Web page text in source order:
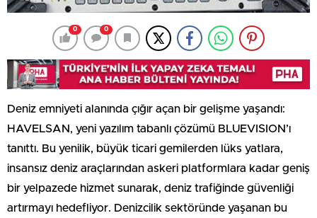
0 0
Deniz emniyeti alanında çığır açan bir gelişme yaşandı:
HAVELSAN, yeni yazılım tabanlı çözümü BLUEVISION’ı
tanıttı. Bu yenilik, büyük ticari gemilerden lüks yatlara,
insansız deniz araçlarından askeri platformlara kadar geniş
bir yelpazede hizmet sunarak, deniz trafiğinde güvenliği
artırmayı hedefliyor. Denizcilik sektöründe yaşanan bu